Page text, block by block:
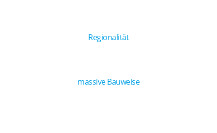
Regionalität
massive Bauweise